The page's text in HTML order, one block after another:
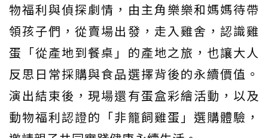
物福利與偵探劇情，由主角樂樂和媽媽待帶
領孩子們，從賣場出發，走入雞舍，認識雞
蛋「從產地到餐桌」的產地之旅，也讓大人
反思日常採購與食品選擇背後的永續價值。
演出結束後，現場還有蛋盒彩繪活動，以及
動物福利認證的「非籠飼雞蛋」選購體驗，